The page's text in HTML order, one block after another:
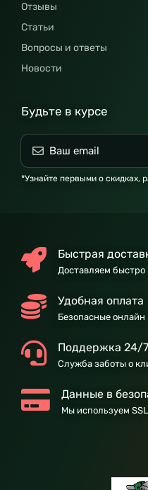
Отзывы
Статьи
Вопросы и ответы
Новости
Будьте в курсе
*Узнайте первыми о скидках,
Быстрая
Доставляем быстро
Удобная оплата
Безопасные
Поддержка 24/7
Служба заботы о
Данные в
Мы используем